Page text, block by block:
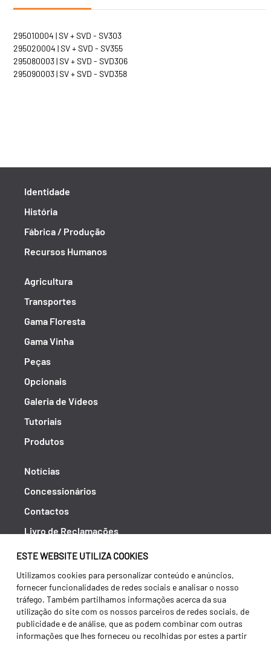
ESTE WEBSITE UTILIZA COOKIES
Utilizamos cookies para personalizar conteúdo e anúncios,
fornecer funcionalidades de redes sociais e analisar o nosso
tráfego. Também partilhamos informações acerca da sua
utilização do site com os nossos parceiros de redes sociais, de
publicidade e de análise, que as podem combinar com outras
informações que lhes forneceu ou recolhidas por estes a partir
295010004 | SV + SVD - SV303
295020004 | SV + SVD - SV355
295080003 | SV + SVD - SVD306
295090003 | SV + SVD - SVD358
Identidade
História
Fábrica / Produção
Recursos Humanos
Agricultura
Transportes
Gama Floresta
Gama Vinha
Peças
Opcionais
Galeria de Vídeos
Tutoriais
Produtos
Notícias
Concessionários
Contactos
Livro de Reclamações
Política de Privacidade
Canal de Denúncias (RGPC)
Termos e condições